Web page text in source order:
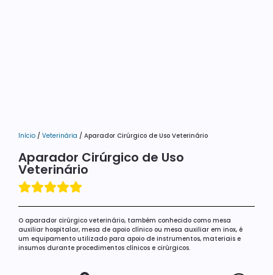
Início / Veterinária / Aparador Cirúrgico de Uso Veterinário
Aparador Cirúrgico de Uso
Veterinário
O aparador cirúrgico veterinário, também conhecido como mesa
auxiliar hospitalar, mesa de apoio clínico ou mesa auxiliar em inox, é
um equipamento utilizado para apoio de instrumentos, materiais e
insumos durante procedimentos clínicos e cirúrgicos.